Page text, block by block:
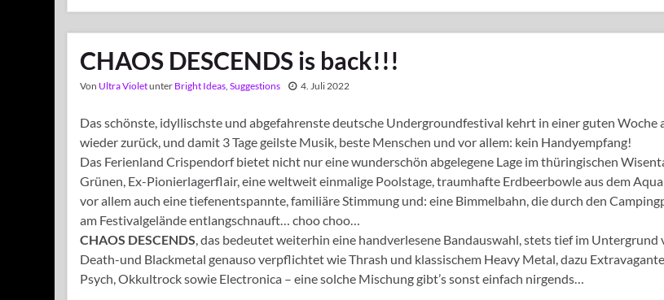
CHAOS DESCENDS is back!!!
Von Ultra Violetunter Bright Ideas, Suggestions 4. Juli 2022
Das schönste, idyllischste und abgefahrenste deutsche Undergroundfestival kehrt in einer guten Woche
wieder zurück, und damit 3 Tage geilste Musik, beste Menschen und vor allem: kein Handyempfang!
Das Ferienland Crispendorf bietet nicht nur eine wunderschön abgelegene Lage im thüringischen
Grünen, Ex-Pionierlagerflair, eine weltweit einmalige Poolstage, traumhafte Erdbeerbowle aus dem
vor allem auch eine tiefenentspannte, familiäre Stimmung und: eine Bimmelbahn, die durch den
am Festivalgelände entlangschnauft… choo choo…
CHAOS DESCENDS, das bedeutet weiterhin eine handverlesene Bandauswahl, stets tief im Untergrund
Death-und Blackmetal genauso verpflichtet wie Thrash und klassischem Heavy Metal, dazu
Psych, Okkultrock sowie Electronica – eine solche Mischung gibt’s sonst einfach nirgends…